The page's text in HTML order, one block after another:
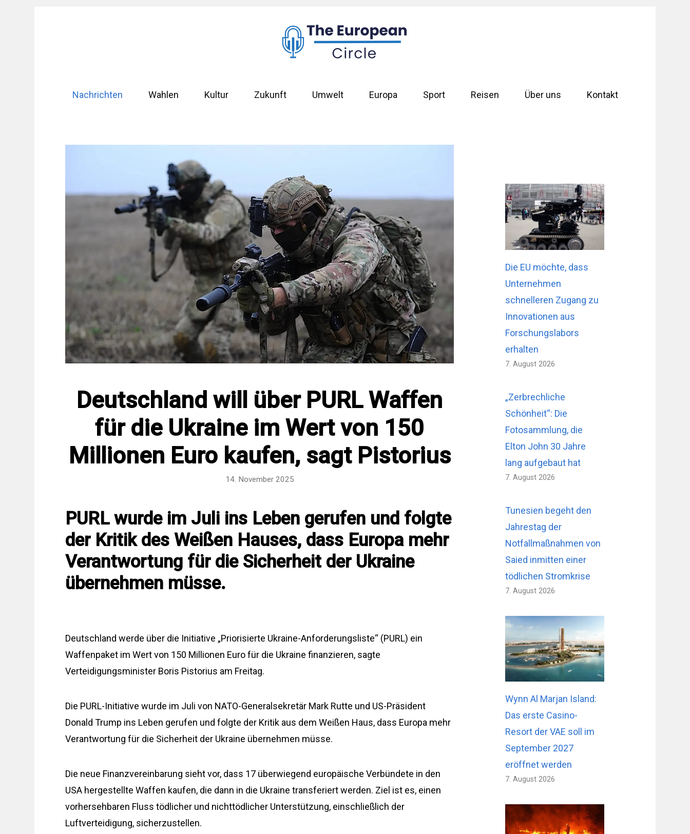
Nachrichten Wahlen Kultur Zukunft Umwelt Europa Sport Reisen Über uns Kontakt
Deutschland will über PURL Waffen
für die Ukraine im Wert von 150
Millionen Euro kaufen, sagt Pistorius
14. November 2025
PURL wurde im Juli ins Leben gerufen und folgte
der Kritik des Weißen Hauses, dass Europa mehr
Verantwortung für die Sicherheit der Ukraine
übernehmen müsse.
Deutschland werde über die Initiative „Priorisierte Ukraine-Anforderungsliste“ (PURL) ein
Waffenpaket im Wert von 150 Millionen Euro für die Ukraine finanzieren, sagte
Verteidigungsminister Boris Pistorius am Freitag.
Die PURL-Initiative wurde im Juli von NATO-Generalsekretär Mark Rutte und US-Präsident
Donald Trump ins Leben gerufen und folgte der Kritik aus dem Weißen Haus, dass Europa mehr
Verantwortung für die Sicherheit der Ukraine übernehmen müsse.
Die neue Finanzvereinbarung sieht vor, dass 17 überwiegend europäische Verbündete in den
USA hergestellte Waffen kaufen, die dann in die Ukraine transferiert werden. Ziel ist es, einen
vorhersehbaren Fluss tödlicher und nichttödlicher Unterstützung, einschließlich der
Luftverteidigung, sicherzustellen.
Die EU möchte, dass
Unternehmen
schnelleren Zugang zu
Innovationen aus
Forschungslabors
erhalten
7. August 2026
„Zerbrechliche
Schönheit“: Die
Fotosammlung, die
Elton John 30 Jahre
lang aufgebaut hat
7. August 2026
Tunesien begeht den
Jahrestag der
Notfallmaßnahmen von
Saied inmitten einer
tödlichen Stromkrise
7. August 2026
Wynn Al Marjan Island:
Das erste Casino-
Resort der VAE soll im
September 2027
eröffnet werden
7. August 2026